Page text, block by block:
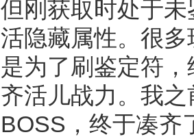
但刚获取时处于
活隐藏属性。很
是为了刷鉴定符
齐活儿战力。我
BOSS，终于凑齐